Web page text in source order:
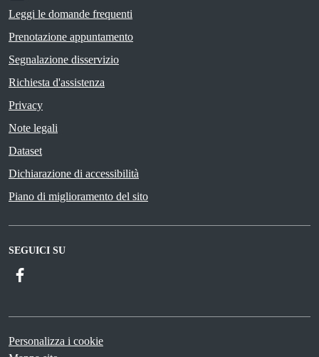
Leggi le domande frequenti
Prenotazione appuntamento
Segnalazione disservizio
Richiesta d'assistenza
Privacy
Note legali
Dataset
Dichiarazione di accessibilità
Piano di miglioramento del sito
SEGUICI SU
Personalizza i cookie